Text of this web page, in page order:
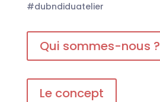
#dubndiduatelier
Qui sommes-nous ?
Le concept